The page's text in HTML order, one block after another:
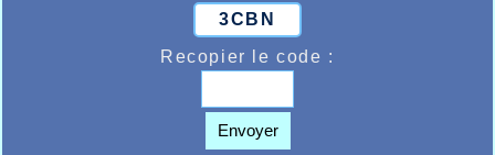
3CBN
Recopier le code :
Envoyer